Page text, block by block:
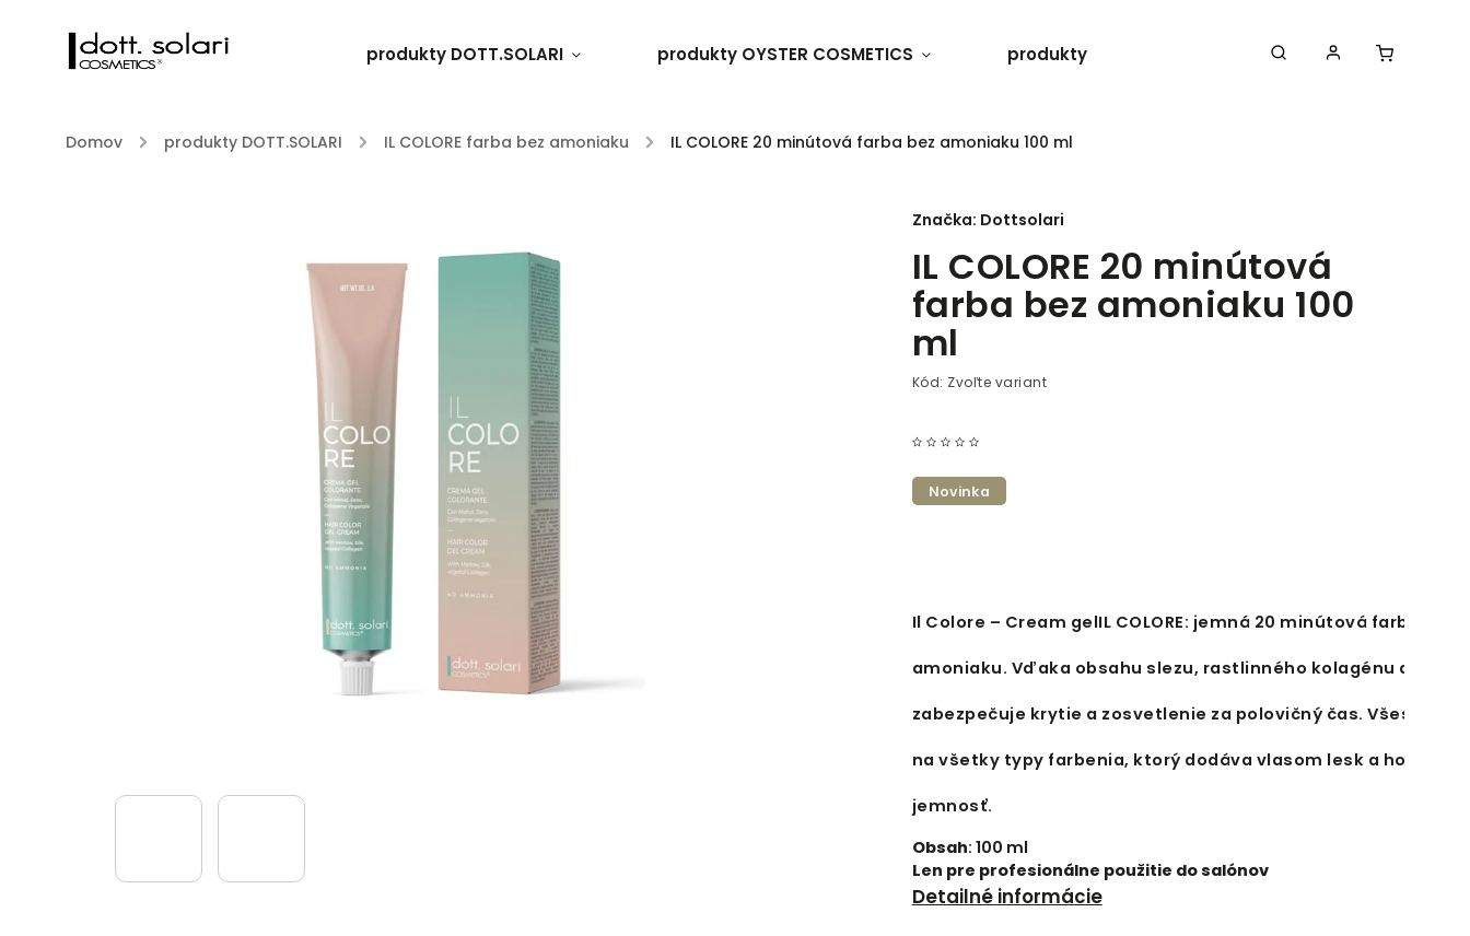
produkty DOTT.SOLARI produkty OYSTER COSMETICS produkty ROLLAND Iná doplnková vlasová
Domov / produkty DOTT.SOLARI / IL COLORE farba bez amoniaku / IL COLORE 20 minútová farba bez amoniaku 100 ml
IL COLORE 20 minútová
farba bez amoniaku 100
ml
Kód: Zvoľte variant
Novinka
Il Colore – Cream gelIL COLORE: jemná 20 minútová farba na
amoniaku. Vďaka obsahu slezu, rastlinného kolagénu a
zabezpečuje krytie a zosvetlenie za polovičný čas.
na všetky typy farbenia, ktorý dodáva vlasom lesk a
jemnosť.
Obsah: 100 ml
Len pre profesionálne použitie do salónov
Detailné informácie
Značka: Dottsolari